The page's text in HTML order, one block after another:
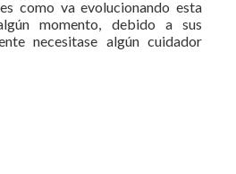
como va evolucionando esta
momento, debido a sus
necesitase algún cuidador